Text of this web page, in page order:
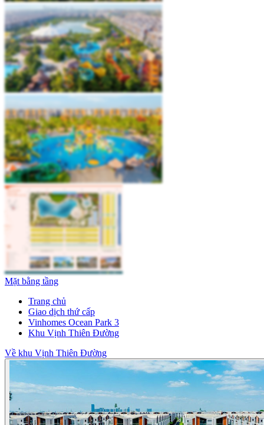
Mặt bằng tầng
Trang chủ
Giao dịch thứ cấp
Vinhomes Ocean Park 3
Khu Vịnh Thiên Đường
Về khu Vịnh Thiên Đường